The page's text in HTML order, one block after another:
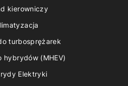
kierowniczy
turbosprężarek
hybrydów (MHEV)
Elektryki